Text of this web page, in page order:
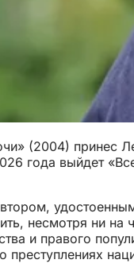
(2004) принес
года выйдет
несмотря ни
и правого
преступлениях